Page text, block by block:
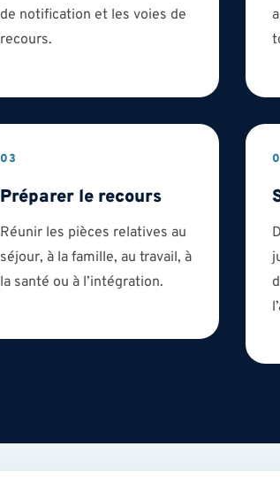
de notification et les voies de
recours.
03
Préparer le recours
Réunir les pièces relatives au
séjour, à la famille, au travail, à
la santé ou à l’intégration.